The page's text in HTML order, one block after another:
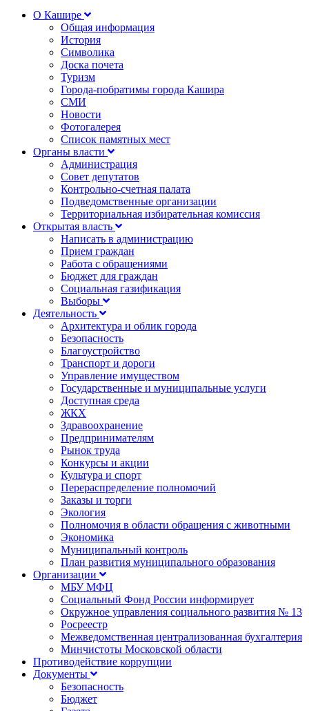
О Кашире
Общая информация
История
Символика
Доска почета
Туризм
Города-побратимы города Кашира
СМИ
Новости
Фотогалерея
Список памятных мест
Органы власти
Администрация
Совет депутатов
Контрольно-счетная палата
Подведомственные организации
Территориальная избирательная комиссия
Открытая власть
Написать в администрацию
Прием граждан
Работа с обращениями
Бюджет для граждан
Социальная газификация
Выборы
Деятельность
Архитектура и облик города
Безопасность
Благоустройство
Транспорт и дороги
Управление имуществом
Государственные и муниципальные услуги
Доступная среда
ЖКХ
Здравоохранение
Предпринимателям
Рынок труда
Конкурсы и акции
Культура и спорт
Перераспределение полномочий
Заказы и торги
Экология
Полномочия в области обращения с животными
Экономика
Муниципальный контроль
План развития муниципального образования
Организации
МБУ МФЦ
Социальный Фонд России информирует
Окружное управления социального развития № 13
Росреестр
Межведомственная централизованная бухгалтерия
Минчистоты Московской области
Противодействие коррупции
Документы
Безопасность
Бюджет